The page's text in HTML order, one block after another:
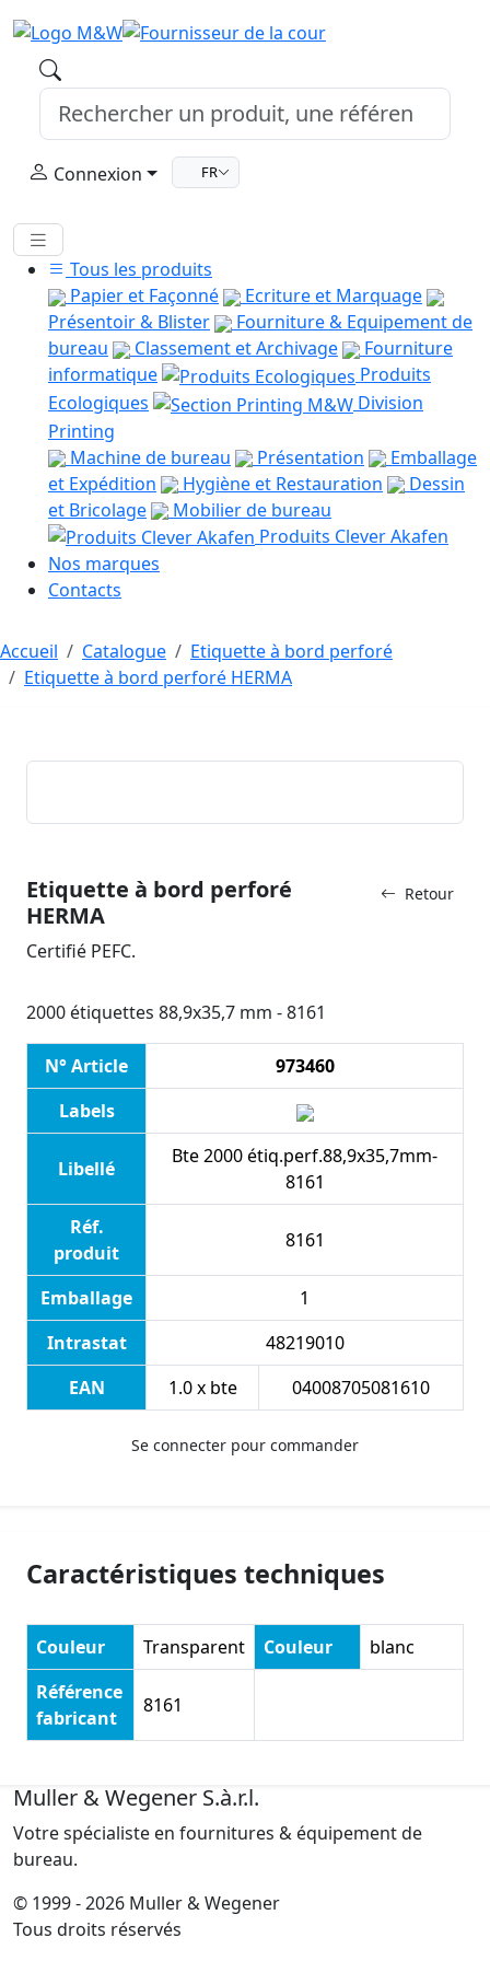
Connexion FR
Tous les produits
Papier et Façonné
Ecriture et Marquage
Présentoir & Blister
Fourniture & Equipement de
bureau
Classement et Archivage
Fourniture
informatique
Produits
Ecologiques
Division
Printing
Machine de bureau
Présentation
Emballage
et Expédition
Hygiène et Restauration
Dessin
et Bricolage
Mobilier de bureau
Produits Clever Akafen
Nos marques
Contacts
Accueil Catalogue
Etiquette à bord perforé
Etiquette à bord perforé HERMA
Retour
Etiquette à bord perforé
HERMA
Certifié PEFC.
2000 étiquettes 88,9x35,7 mm - 8161
N° Article
973460
Labels
Libellé
Bte 2000 étiq.perf.88,9x35,7mm-
8161
Réf.
produit
8161
Emballage
1
Intrastat
48219010
EAN
1.0 x bte 04008705081610
Se connecter pour commander
Caractéristiques techniques
Couleur Transparent Couleur
blanc
Référence
fabricant
8161
Muller & Wegener S.à.r.l.
Votre spécialiste en fournitures & équipement de
bureau.
© 1999 - 2026 Muller & Wegener
Tous droits réservés